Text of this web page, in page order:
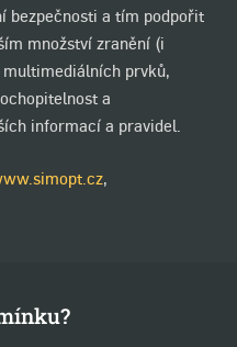
bezpečnosti a tím podpořit
množství zranění (i
prvků,
a
informací a pravidel.
,